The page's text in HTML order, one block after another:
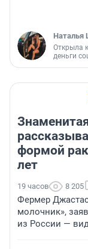
Наталья
Открыла
деньги
формой
лет
19 часов 8 205
Фермер
молочник»,
из России —